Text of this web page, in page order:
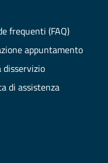
frequenti (FAQ)
appuntamento
disservizio
di assistenza